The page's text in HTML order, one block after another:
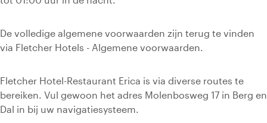
De volledige algemene voorwaarden zijn terug te vinden
via Fletcher Hotels - Algemene voorwaarden.
Fletcher Hotel-Restaurant Erica is via diverse routes te
bereiken. Vul gewoon het adres Molenbosweg 17 in Berg en
Dal in bij uw navigatiesysteem.